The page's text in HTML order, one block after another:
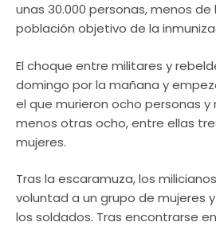
unas 30.000 personas, menos
población objetivo de la
El choque entre militares y
domingo por la mañana y
el que murieron ocho personas y
menos otras ocho, entre ellas
mujeres.
Tras la escaramuza, los
voluntad a un grupo de mujeres
los soldados. Tras encontrarse